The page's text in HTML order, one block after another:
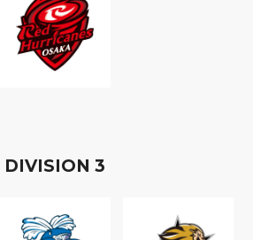
DIVISION 3